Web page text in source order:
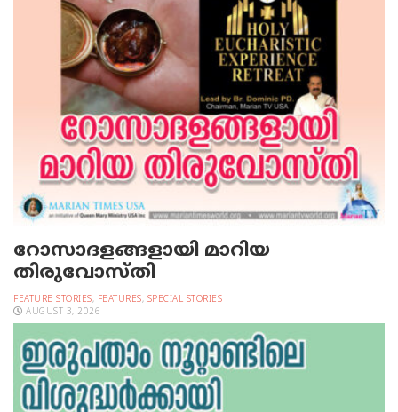
റോസാദളങ്ങളായി മാറിയ
തിരുവോസ്തി
FEATURE STORIES, FEATURES, SPECIAL STORIES
AUGUST 3, 2026